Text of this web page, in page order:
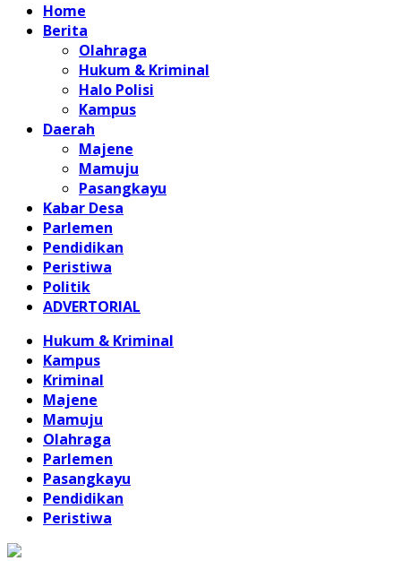
Home
Berita
Olahraga
Hukum & Kriminal
Halo Polisi
Kampus
Daerah
Majene
Mamuju
Pasangkayu
Kabar Desa
Parlemen
Pendidikan
Peristiwa
Politik
ADVERTORIAL
Hukum & Kriminal
Kampus
Kriminal
Majene
Mamuju
Olahraga
Parlemen
Pasangkayu
Pendidikan
Peristiwa